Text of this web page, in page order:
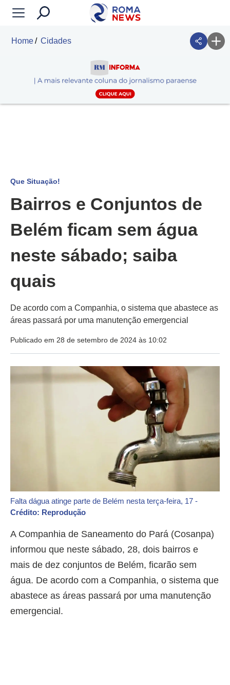
Home Cidades
Que Situação!
Bairros e Conjuntos de
Belém ficam sem água
neste sábado; saiba
quais
De acordo com a Companhia, o sistema que abastece as
áreas passará por uma manutenção emergencial
Publicado em 28 de setembro de 2024 às 10:02
Falta dágua atinge parte de Belém nesta terça-feira, 17 -
Crédito: Reprodução
A Companhia de Saneamento do Pará (Cosanpa)
informou que neste sábado, 28, dois bairros e
mais de dez conjuntos de Belém, ficarão sem
água. De acordo com a Companhia, o sistema que
abastece as áreas passará por uma manutenção
emergencial.